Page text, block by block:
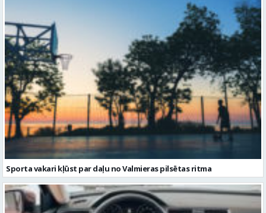
Sporta vakari kļūst par daļu no Valmieras pilsētas ritma